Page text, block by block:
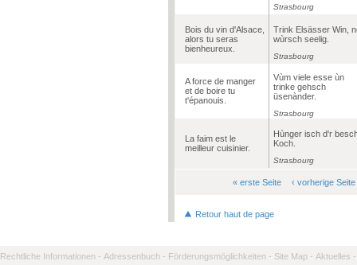
Strasbourg
Bois du vin d'Alsace,
alors tu seras
bienheureux.
Trink Elsässer Win,
wùrsch seelig.
Strasbourg
A force de manger
et de boire tu
t'épanouis.
Vùm viele esse ùn
trinke gehsch
üsenànder.
Strasbourg
La faim est le
meilleur cuisinier.
Hùnger isch d'r
Koch.
Strasbourg
« erste Seite ‹ vorherige Seite
Retour haut de page
Rechtliche Informationen - Adressenbuch - Förderungsmöglichkeiten - Site Map - Aktuelles -